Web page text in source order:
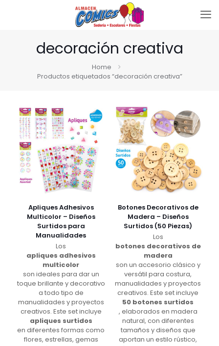
decoración creativa
Home
Productos etiquetados “decoración creativa”
Apliques Adhesivos
Multicolor – Diseños
Surtidos para
Manualidades
Los
apliques adhesivos
multicolor
son ideales para dar un
toque brillante y decorativo
a todo tipo de
manualidades y proyectos
creativos. Este set incluye
apliques surtidos
en diferentes formas como
flores, estrellas, gemas
Botones Decorativos de
Madera – Diseños
Surtidos (50 Piezas)
Los
botones decorativos de
madera
son un accesorio clásico y
versátil para costura,
manualidades y proyectos
creativos. Este set incluye
50 botones surtidos
, elaborados en madera
natural, con diferentes
tamaños y diseños que
aportan un estilo rústico,